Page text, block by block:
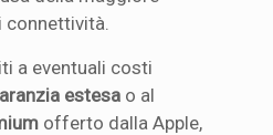
a eventuali costi
estesa o al
offerto dalla Apple,